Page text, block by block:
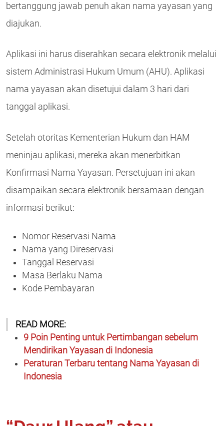
bertanggung jawab penuh akan nama yayasan yang
diajukan.
Aplikasi ini harus diserahkan secara elektronik melalui
sistem Administrasi Hukum Umum (AHU). Aplikasi
nama yayasan akan disetujui dalam 3 hari dari
tanggal aplikasi.
Setelah otoritas Kementerian Hukum dan HAM
meninjau aplikasi, mereka akan menerbitkan
Konfirmasi Nama Yayasan. Persetujuan ini akan
disampaikan secara elektronik bersamaan dengan
informasi berikut:
Nomor Reservasi Nama
Nama yang Direservasi
Tanggal Reservasi
Masa Berlaku Nama
Kode Pembayaran
READ MORE:
9 Poin Penting untuk Pertimbangan sebelum
Mendirikan Yayasan di Indonesia
Peraturan Terbaru tentang Nama Yayasan di
Indonesia